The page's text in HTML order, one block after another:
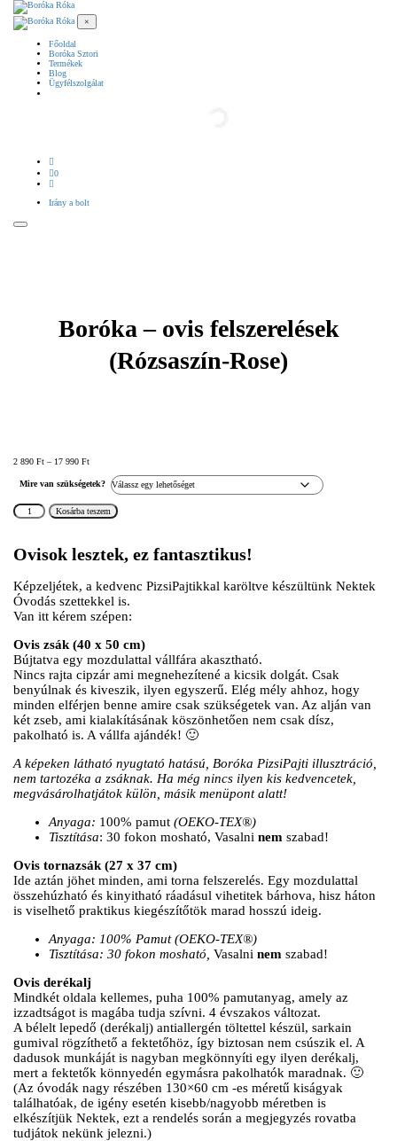
×
Főoldal
Boróka Sztori
Termékek
Blog
Ügyfélszolgálat
0
Irány a bolt
Boróka – ovis felszerelések
(Rózsaszín-Rose)
2 890 Ft – 17 990 FtÁrtartomány:
890 Ft
-
990 Ft
Mire van szükségetek?
Boróka
-
(Rózsaszín-
Rose)
Kosárba teszem
Ovisok lesztek, ez fantasztikus!
Képzeljétek, a kedvenc PizsiPajtikkal karöltve készültünk Nektek
Óvodás szettekkel is.
Van itt kérem szépen:
Ovis zsák (40 x 50 cm)
Bújtatva egy mozdulattal vállfára akasztható.
Nincs rajta cipzár ami megnehezítené a kicsik dolgát. Csak
benyúlnak és kiveszik, ilyen egyszerű. Elég mély ahhoz, hogy
minden elférjen benne amire csak szükségetek van. Az alján van
két zseb, ami kialakításának köszönhetően nem csak dísz,
pakolható is. A vállfa ajándék! 🙂
A képeken látható nyugtató hatású, Boróka PizsiPajti illusztráció,
nem tartozéka a zsáknak. Ha még nincs ilyen kis kedvencetek,
megvásárolhatjátok külön, másik menüpont alatt!
Anyaga: 100% pamut (OEKO-TEX®)
Tisztítása: 30 fokon mosható, Vasalni nem szabad!
Ovis tornazsák (27 x 37 cm)
Ide aztán jöhet minden, ami torna felszerelés. Egy mozdulattal
összehúzható és kinyitható ráadásul vihetitek bárhova, hisz háton
is viselhető praktikus kiegészítőtök marad hosszú ideig.
Anyaga: 100% Pamut (OEKO-TEX®)
Tisztítása: 30 fokon mosható, Vasalni nem szabad!
Ovis derékalj
Mindkét oldala kellemes, puha 100% pamutanyag, amely az
izzadtságot is magába tudja szívni. 4 évszakos változat.
A bélelt lepedő (derékalj) antiallergén töltettel készül, sarkain
gumival rögzíthető a fektetőhöz, így biztosan nem csúszik el. A
dadusok munkáját is nagyban megkönnyíti egy ilyen derékalj,
mert a fektetők könnyedén egymásra pakolhatók maradnak. 🙂
(Az óvodák nagy részében 130×60 cm -es méretű kiságyak
találhatóak, de igény esetén kisebb/nagyobb méretben is
elkészítjük Nektek, ezt a rendelés során a megjegyzés rovatba
tudjátok nekünk jelezni.)